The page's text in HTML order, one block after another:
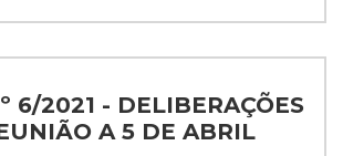
6/2021 - DELIBERAÇÕES
A 5 DE ABRIL